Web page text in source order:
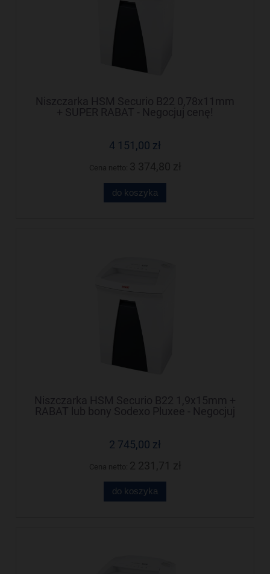
Niszczarka HSM Securio B22 0,78x11mm
+ SUPER RABAT - Negocjuj cenę!
4 151,00 zł
do koszyka
Niszczarka HSM Securio B22 1,9x15mm +
RABAT lub bony Sodexo Pluxee - Negocjuj
2 745,00 zł
do koszyka